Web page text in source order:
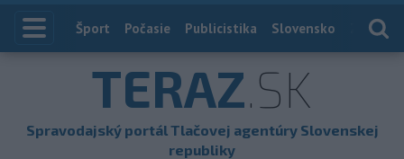
Index
Šport Počasie Publicistika Slovensko
TERAZ.SK
Spravodajský portál Tlačovej agentúry Slovenskej
republiky